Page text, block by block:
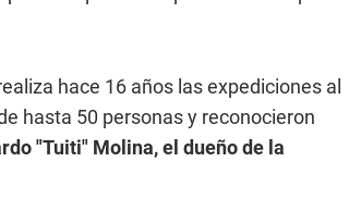
hace 16 años las expediciones al
hasta 50 personas y reconocieron
"Tuiti" Molina, el dueño de la